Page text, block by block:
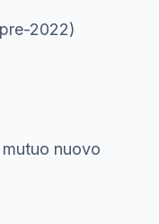
2022)
nuovo